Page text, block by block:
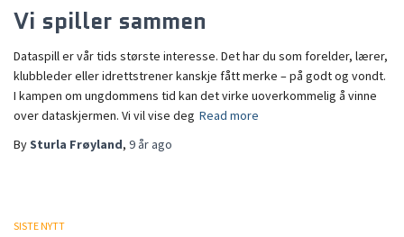
Vi spiller sammen
Dataspill er vår tids største interesse. Det har du som forelder, lærer,
klubbleder eller idrettstrener kanskje fått merke – på godt og vondt.
I kampen om ungdommens tid kan det virke uoverkommelig å vinne
over dataskjermen. Vi vil vise deg Read more
BySturla Frøyland, 9 år ago
SISTE NYTT